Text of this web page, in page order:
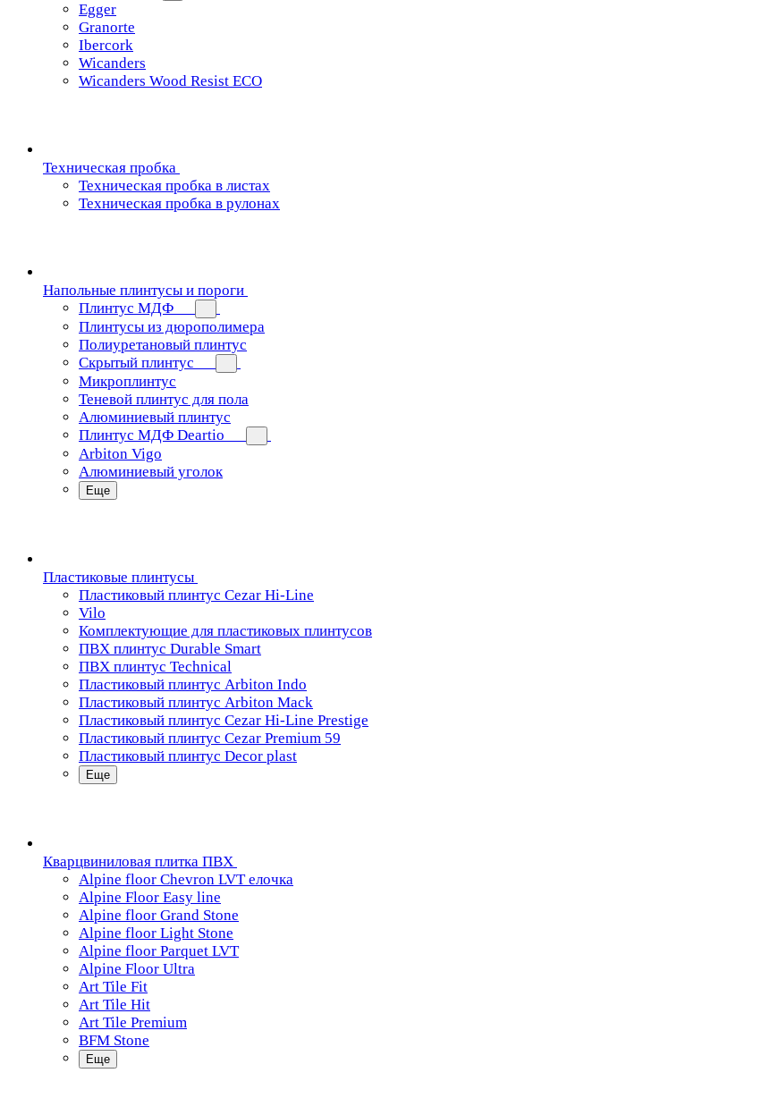
Egger
Granorte
Ibercork
Wicanders
Wicanders Wood Resist ECO
Техническая пробка
Техническая пробка в листах
Техническая пробка в рулонах
Напольные плинтусы и пороги
Плинтус МДФ
Плинтусы из дюрополимера
Полиуретановый плинтус
Скрытый плинтус
Микроплинтус
Теневой плинтус для пола
Алюминиевый плинтус
Плинтус МДФ Deartio
Arbiton Vigo
Алюминиевый уголок
Еще
Пластиковые плинтусы
Пластиковый плинтус Cezar Hi-Line
Vilo
Комплектующие для пластиковых плинтусов
ПВХ плинтус Durable Smart
ПВХ плинтус Technical
Пластиковый плинтус Arbiton Indo
Пластиковый плинтус Arbiton Mack
Пластиковый плинтус Cezar Hi-Line Prestige
Пластиковый плинтус Cezar Premium 59
Пластиковый плинтус Decor plast
Еще
Кварцвиниловая плитка ПВХ
Alpine floor Chevron LVT елочка
Alpine Floor Easy line
Alpine floor Grand Stone
Alpine floor Light Stone
Alpine floor Parquet LVT
Alpine Floor Ultra
Art Tile Fit
Art Tile Hit
Art Tile Premium
BFM Stone
Еще